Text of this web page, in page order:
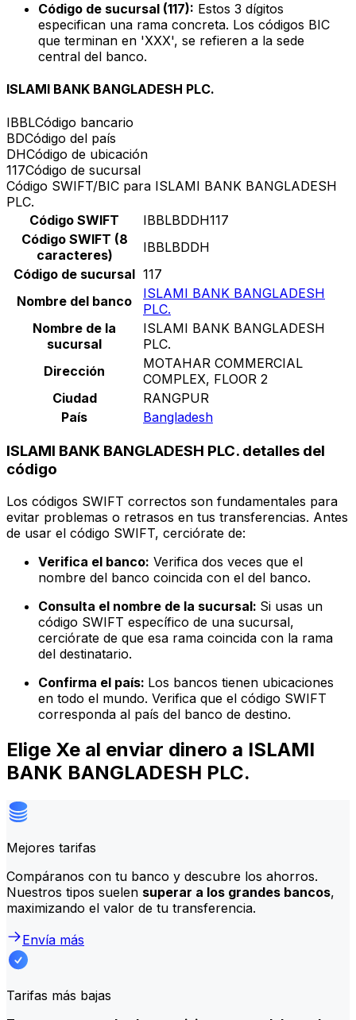
Código de sucursal (117): Estos 3 dígitos
especifican una rama concreta. Los códigos BIC
que terminan en 'XXX', se refieren a la sede
central del banco.
ISLAMI BANK BANGLADESH PLC.
IBBLCódigo bancario
BDCódigo del país
DHCódigo de ubicación
117Código de sucursal
Código SWIFT/BIC para ISLAMI BANK BANGLADESH
PLC.
Código SWIFT
IBBLBDDH117
Código SWIFT (8
caracteres)
IBBLBDDH
Código de sucursal 117
Nombre del banco
ISLAMI BANK BANGLADESH
PLC.
Nombre de la
sucursal
ISLAMI BANK BANGLADESH
PLC.
Dirección
MOTAHAR COMMERCIAL
COMPLEX, FLOOR 2
Ciudad
RANGPUR
País
Bangladesh
ISLAMI BANK BANGLADESH PLC. detalles del
código
Los códigos SWIFT correctos son fundamentales para
evitar problemas o retrasos en tus transferencias. Antes
de usar el código SWIFT, cerciórate de:
Verifica el banco: Verifica dos veces que el
nombre del banco coincida con el del banco.
Consulta el nombre de la sucursal: Si usas un
código SWIFT específico de una sucursal,
cerciórate de que esa rama coincida con la rama
del destinatario.
Confirma el país: Los bancos tienen ubicaciones
en todo el mundo. Verifica que el código SWIFT
corresponda al país del banco de destino.
Elige Xe al enviar dinero a ISLAMI
BANK BANGLADESH PLC.
Mejores tarifas
Compáranos con tu banco y descubre los ahorros.
Nuestros tipos suelen superar a los grandes bancos,
maximizando el valor de tu transferencia.
Envía más
Tarifas más bajas